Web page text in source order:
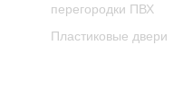
перегородки ПВХ
Пластиковые двери